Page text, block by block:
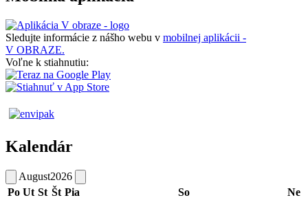
Sledujte informácie z nášho webu v mobilnej aplikácii -
V OBRAZE.
Voľne k stiahnutiu:
Kalendár
August2026
Po Ut St Št Pia So Ne